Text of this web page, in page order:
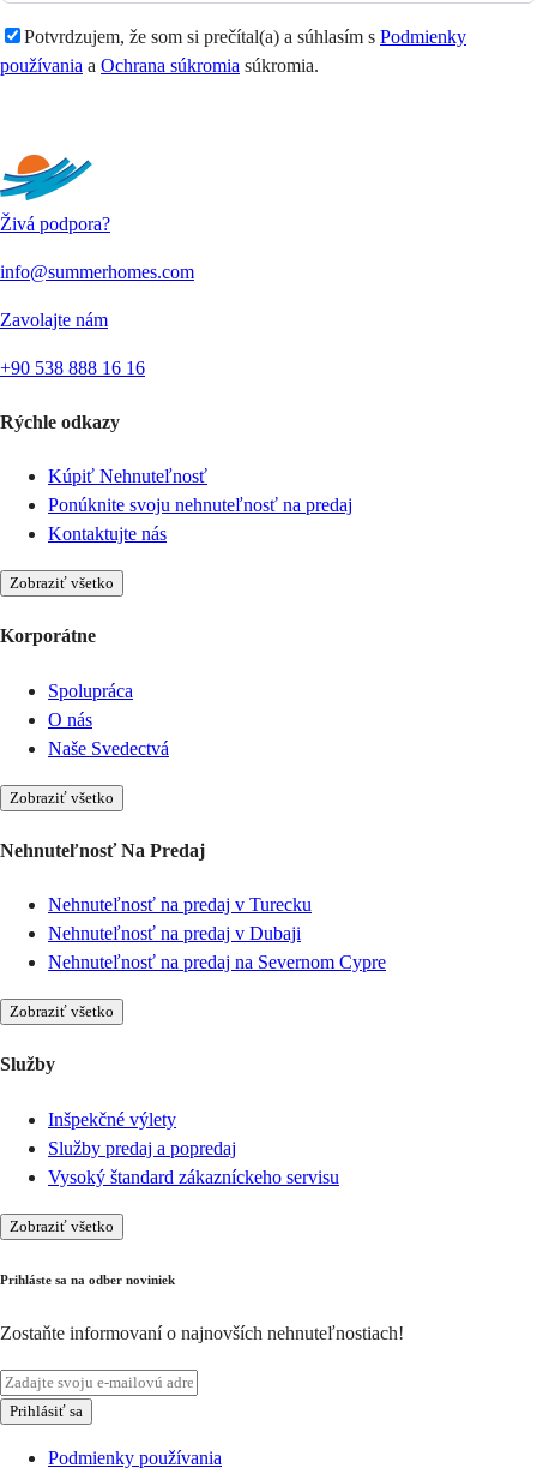
Potvrdzujem, že som si prečítal(a) a súhlasím s Podmienky
používania a Ochrana súkromia súkromia.
Živá podpora?
info@summerhomes.com
Zavolajte nám
+90 538 888 16 16
Rýchle odkazy
Kúpiť Nehnuteľnosť
Ponúknite svoju nehnuteľnosť na predaj
Kontaktujte nás
Zobraziť všetko
Korporátne
Spolupráca
O nás
Naše Svedectvá
Zobraziť všetko
Nehnuteľnosť Na Predaj
Nehnuteľnosť na predaj v Turecku
Nehnuteľnosť na predaj v Dubaji
Nehnuteľnosť na predaj na Severnom Cypre
Zobraziť všetko
Služby
Inšpekčné výlety
Služby predaj a popredaj
Vysoký štandard zákazníckeho servisu
Zobraziť všetko
Prihláste sa na odber noviniek
Zostaňte informovaní o najnovších nehnuteľnostiach!
Prihlásiť sa
Podmienky používania